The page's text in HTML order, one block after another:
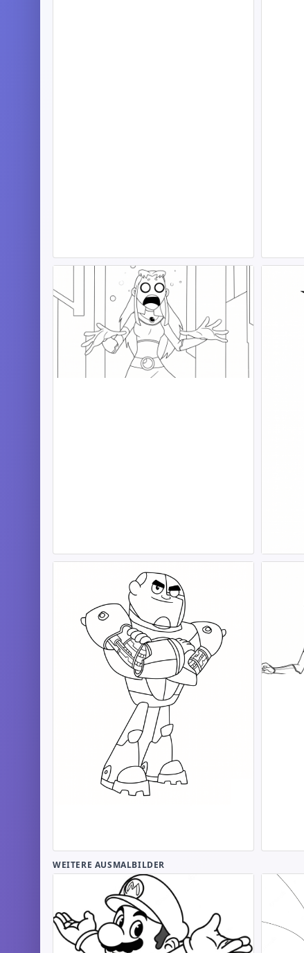
WEITERE AUSMALBILDER